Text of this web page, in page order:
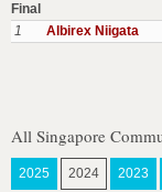
Final
1
Albirex Niigata
All Singapore
2025 2024 2023